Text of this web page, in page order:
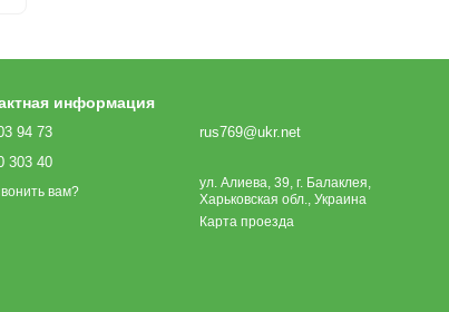
информация
94 73
303 40
вам?
rus769@ukr.net
ул. Алиева, 39, г. Балаклея,
Харьковская обл., Украина
Карта проезда